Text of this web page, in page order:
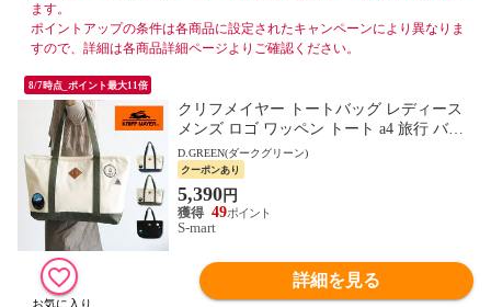
ます。
ポイントアップの条件は各商品に設定されたキャンペーンにより異なりま
すので、詳細は各商品詳細ページよりご確認ください。
8/7時点_ポイント最大11倍
クリフメイヤー トートバッグ レディース
メンズ ロゴ ワッペン トート a4 旅行 バッ
グ 黒 ネイビー グリーン KRIFF MAYER 20
04
D.GREEN(ダークグリーン)
クーポンあり
5,390円
49
S-mart
詳細を見る